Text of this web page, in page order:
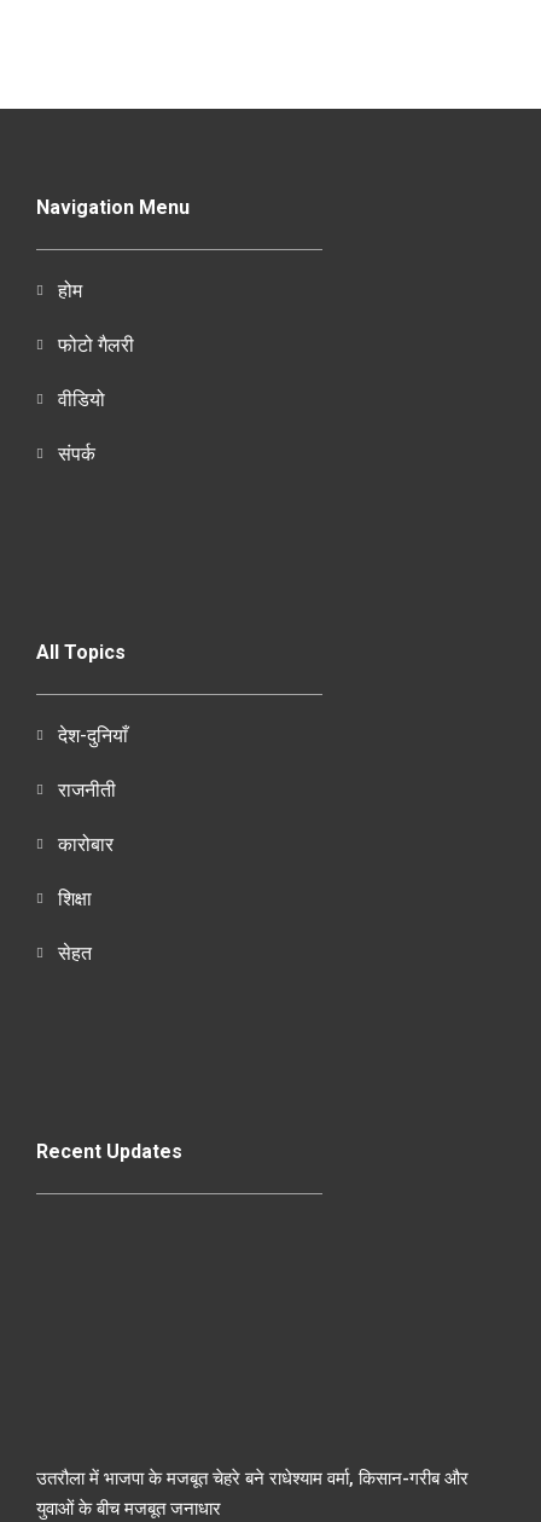
Navigation Menu
होम
फोटो गैलरी
वीडियो
संपर्क
All Topics
देश-दुनियाँ
राजनीती
कारोबार
शिक्षा
सेहत
Recent Updates
उतरौला में भाजपा के मजबूत चेहरे बने राधेश्याम वर्मा, किसान-गरीब और
युवाओं के बीच मजबूत जनाधार